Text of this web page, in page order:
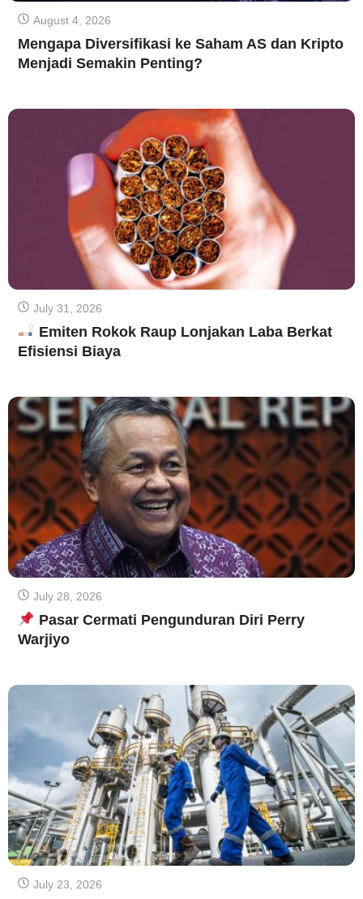
August 4, 2026
Mengapa Diversifikasi ke Saham AS dan Kripto
Menjadi Semakin Penting?
July 31, 2026
Emiten Rokok Raup Lonjakan Laba Berkat
Efisiensi Biaya
July 28, 2026
Pasar Cermati Pengunduran Diri Perry
Warjiyo
July 23, 2026